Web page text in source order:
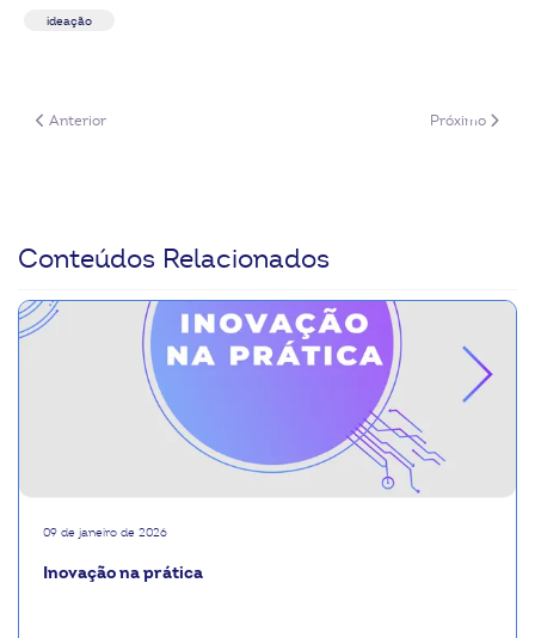
ideação
Artigo anterior: Matriz CSD
Anterior Próximo
Próximo
Conteúdos Relacionados
09 de janeiro de 2026
Inovação na prática